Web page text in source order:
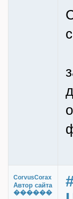
CorvusCorax
Автор сайта
������